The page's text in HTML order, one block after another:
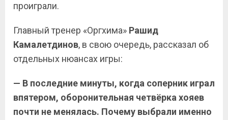
проиграли.
Главный тренер «Оргхима» Рашид
Камалетдинов, в свою очередь, рассказал об
отдельных нюансах игры:
— В последние минуты, когда соперник играл
впятером, оборонительная четвёрка хояев
почти не менялась. Почему выбрали именно